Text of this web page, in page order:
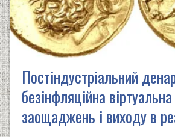
Постіндустріальний
безінфляційна
заощаджень і виходу в